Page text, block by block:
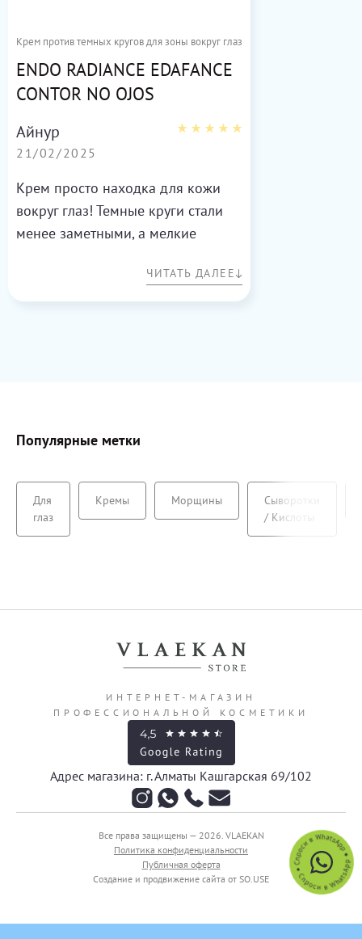
Крем против темных кругов для зоны вокруг глаз
ENDO RADIANCE EDAFANCE
CONTOR NO OJOS
Айнур
21/02/2025
Крем просто находка для кожи
вокруг глаз! Темные круги стали
менее заметными, а мелкие
текстура и быстрое впитывание —
идеально для утреннего ухода.
ЧИТАТЬ ДАЛЕЕ
Популярные метки
Для
глаз
Кремы Морщины
Сыворотки
/ Кислоты
ИНТЕРНЕТ-МАГАЗИН
ПРОФЕССИОНАЛЬНОЙ КОСМЕТИКИ
Адрес магазина: г. Алматы Кашгарская 69/102
Все права защищены — 2026. VLAEKAN
Политика конфиденциальности
Публичная оферта
Создание и продвижение сайта от SO.USE